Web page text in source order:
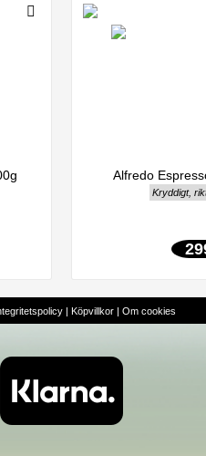
Alfredo
Kryddigt,
| Köpvillkor| Om cookies